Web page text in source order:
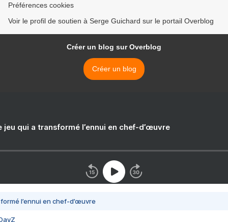
Préférences cookies
Voir le profil de soutien à Serge Guichard sur le portail Overblog
Créer un blog sur Overblog
Créer un blog
jeu qui a transformé l’ennui en chef-d’œuvre
l’ennui en chef-d’œuvre